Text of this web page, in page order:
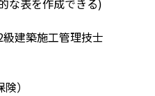
な表を作成できる)
建築施工管理技士
）